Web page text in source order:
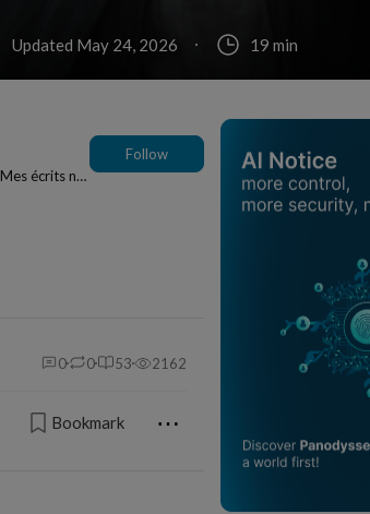
Updated May 24, 2026 19 min
écrits ne
Follow
0 0 53 2162
Bookmark ⋯